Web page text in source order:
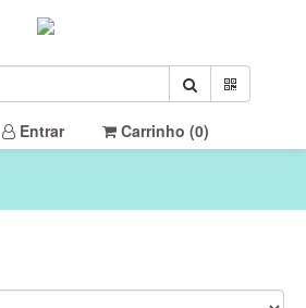
Entrar Carrinho (0)